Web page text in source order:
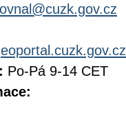
Po-Pá 9-14 CET